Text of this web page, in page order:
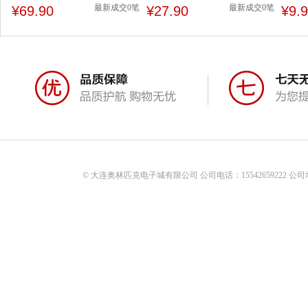
果开心果东北红松
¥69.90 最新成交0笔
原味干果休闲炒货休闲食品
¥27.90 最新成交0笔
货休闲
© 大连奥林匹克电子城有限公司 公司电话：15542659222 公